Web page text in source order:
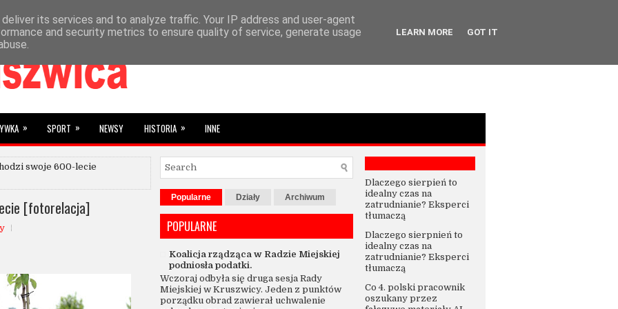
SUBIEKTYWNIE »
» SPORT » NEWSY HISTORIA » INNE
swoje 600-lecie
[fotorelacja] Popularne Działy Archiwum
POPULARNE
Koalicja rządząca w Radzie Miejskiej
podniosła podatki.
Wczoraj odbyła się druga sesja Rady
Miejskiej w Kruszwicy. Jeden z punktów
porządku obrad zawierał uchwalenie
Dlaczego sierpień to
idealny czas na
zatrudnianie? Eksperci
tłumaczą
Dlaczego sierpnień to
idealny czas na
zatrudnianie? Eksperci
tłumaczą
Co 4. polski pracownik
oszukany przez
its services and to analyze traffic. Your IP address and user-agent
and security metrics to ensure quality of service, generate usage
LEARN MORE GOT IT